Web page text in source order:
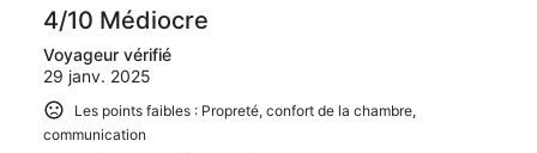
4/10 Médiocre
Voyageur vérifié
29 janv. 2025
Les points faibles : Propreté, confort de la chambre,
communication